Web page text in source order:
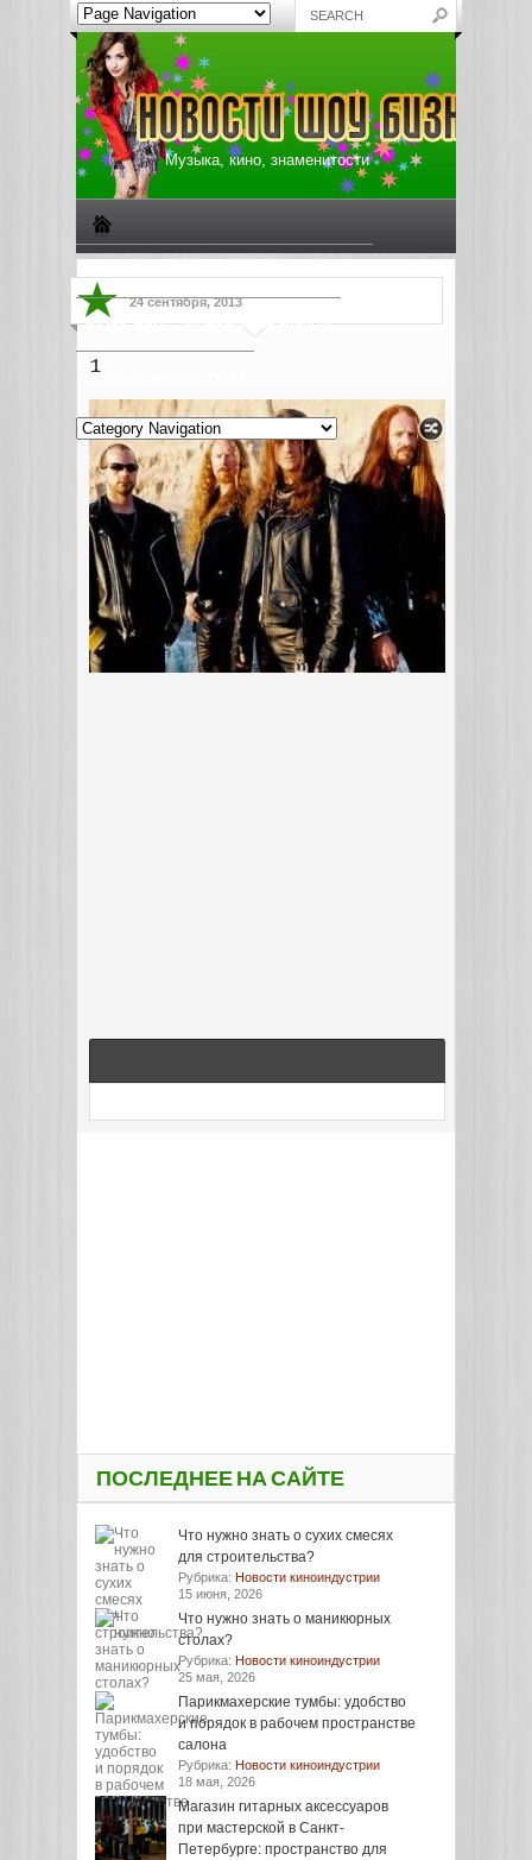
Музыка, кино, знаменитости
Жизнь звезд Музыкальные новости
Новости киноиндустрии
24 сентября, 2013
1
ПОСЛЕДНЕЕ НА САЙТЕ
Что нужно знать о сухих смесях
для строительства?
Рубрика: Новости киноиндустрии
15 июня, 2026
Что нужно знать о маникюрных
столах?
Рубрика: Новости киноиндустрии
25 мая, 2026
Парикмахерские тумбы: удобство
и порядок в рабочем пространстве
салона
Рубрика: Новости киноиндустрии
18 мая, 2026
Магазин гитарных аксессуаров
при мастерской в Санкт-
Петербурге: пространство для